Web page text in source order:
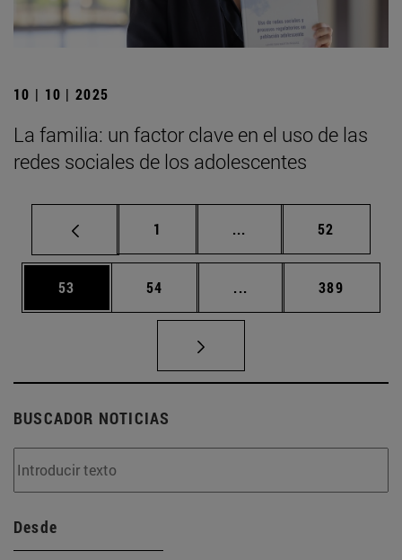
10 | 10 | 2025
La familia: un factor clave en el uso de las
redes sociales de los adolescentes
Página
1 ... Páginas intermedias
Página
52
Página
53 Página
54 ... Páginas intermedias
Página
389
BUSCADOR NOTICIAS
Desde